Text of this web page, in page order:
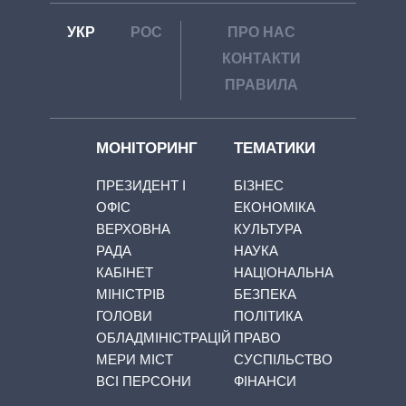
УКР РОС
ПРО НАС
КОНТАКТИ
ПРАВИЛА
МОНІТОРИНГ
ПРЕЗИДЕНТ І
ОФІС
ВЕРХОВНА
РАДА
КАБІНЕТ
МІНІСТРІВ
ГОЛОВИ
ОБЛАДМІНІСТРАЦІЙ
МЕРИ МІСТ
ВСІ ПЕРСОНИ
ТЕМАТИКИ
БІЗНЕС
ЕКОНОМІКА
КУЛЬТУРА
НАУКА
НАЦІОНАЛЬНА
БЕЗПЕКА
ПОЛІТИКА
ПРАВО
СУСПІЛЬСТВО
ФІНАНСИ